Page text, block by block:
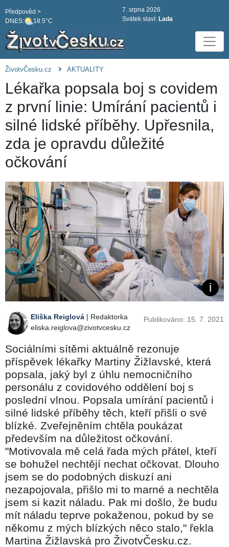
DNES: 18.5°C
Předpověd >
7. srpna 2026
Svátek slaví: Lada
ŽivotvČesku.cz AKTUALITY
Lékařka popsala boj s covidem
z první linie: Umírání pacientů i
silné lidské příběhy. Upřesnila,
zda je opravdu důležité
očkování
Eliška Reiglová | Redaktorka
eliska.reiglova@zivotvcesku.cz
Publikováno: 15. 7. 2021
Sociálními sítěmi aktuálně rezonuje
příspěvek lékařky Martiny Žižlavské, která
popsala, jaký byl z úhlu nemocničního
personálu z covidového oddělení boj s
poslední vlnou. Popsala umírání pacientů i
silné lidské příběhy těch, kteří přišli o své
blízké. Zveřejněním chtěla poukázat
především na důležitost očkování.
"Motivovala mě celá řada mých přátel, kteří
se bohužel nechtějí nechat očkovat. Dlouho
jsem se do podobných diskuzí ani
nezapojovala, přišlo mi to marné a nechtěla
jsem si kazit náladu. Pak mi došlo, že budu
mít náladu teprve pokaženou, pokud by se
někomu z mých blízkých něco stalo," řekla
Martina Žižlavská pro ŽivotvČesku.cz.